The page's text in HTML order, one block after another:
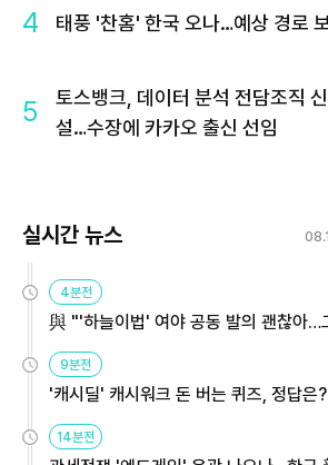
4 태풍 '찬홈' 한국 오나…예상 경로
5
토스뱅크, 데이터 분석 전담조직 신
설…수장에 카카오 출신 선임
실시간 뉴스
4분전
與 "'하늘이법' 여야 공동 발의 괜찮아…
9분전
'캐시딜' 캐시워크 돈 버는 퀴즈, 정답은?
14분전